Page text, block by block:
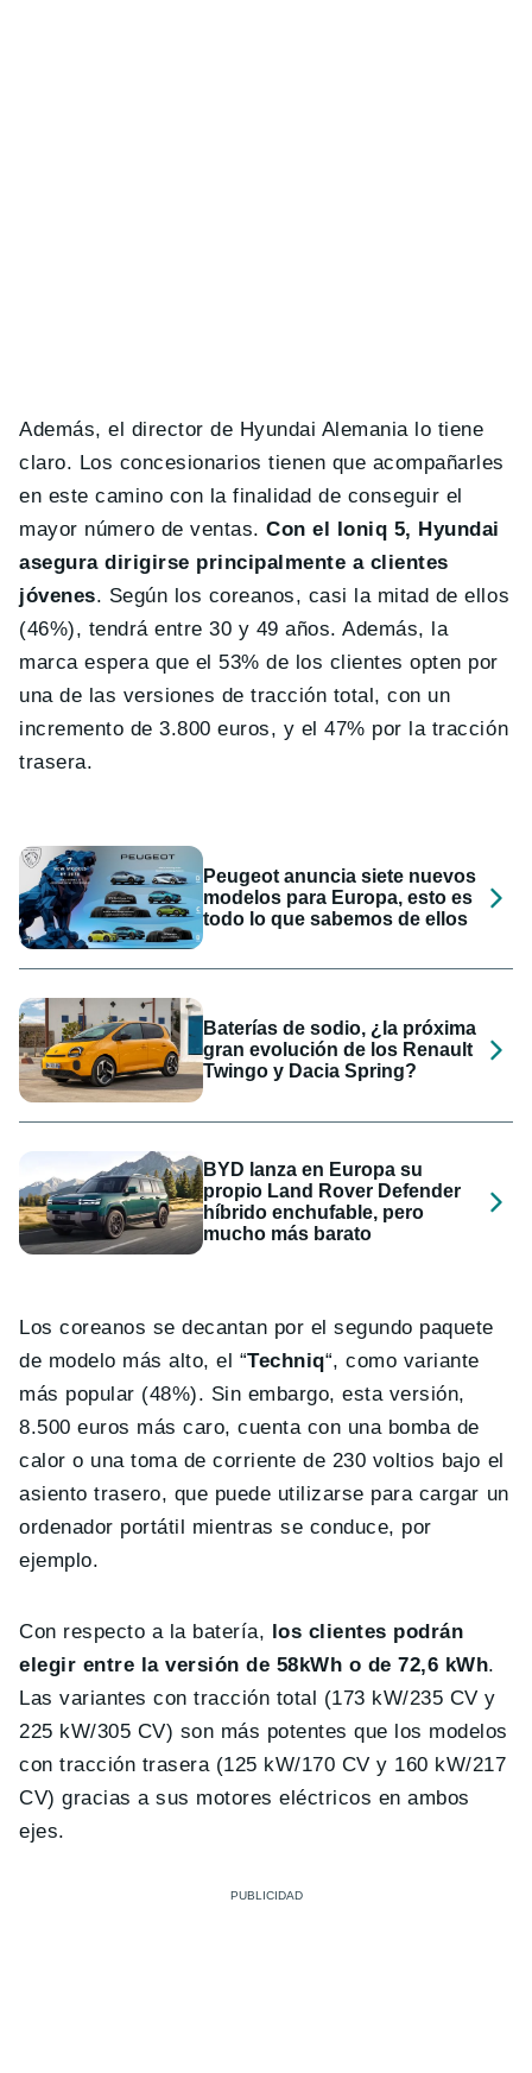
Además, el director de Hyundai Alemania lo tiene
claro. Los concesionarios tienen que acompañarles
en este camino con la finalidad de conseguir el
mayor número de ventas.Con el Ioniq 5, Hyundai
asegura dirigirse principalmente a clientes
jóvenes. Según los coreanos, casi la mitad de ellos
(46%), tendrá entre 30 y 49 años. Además, la
marca espera que el 53% de los clientes opten por
una de las versiones de tracción total, con un
incremento de 3.800 euros, y el 47% por la tracción
trasera.
Peugeot anuncia siete nuevos
modelos para Europa, esto es
todo lo que sabemos de ellos
Baterías de sodio, ¿la próxima
gran evolución de los Renault
Twingo y Dacia Spring?
BYD lanza en Europa su
propio Land Rover Defender
híbrido enchufable, pero
mucho más barato
Los coreanos se decantan por el segundo paquete
de modelo más alto, el “Techniq“, como variante
más popular (48%). Sin embargo, esta versión,
8.500 euros más caro, cuenta con una bomba de
calor o una toma de corriente de 230 voltios bajo el
asiento trasero, que puede utilizarse para cargar un
ordenador portátil mientras se conduce, por
ejemplo.
Con respecto a la batería, los clientes podrán
elegir entre la versión de 58kWh o de 72,6 kWh.
Las variantes con tracción total (173 kW/235 CV y
225 kW/305 CV) son más potentes que los modelos
con tracción trasera (125 kW/170 CV y 160 kW/217
CV) gracias a sus motores eléctricos en ambos
ejes.